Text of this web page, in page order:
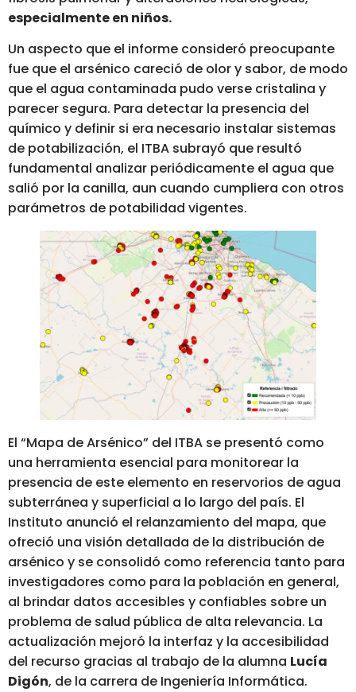
especialmente en niños.
Un aspecto que el informe consideró preocupante
fue que el arsénico careció de olor y sabor, de modo
que el agua contaminada pudo verse cristalina y
parecer segura. Para detectar la presencia del
químico y definir si era necesario instalar sistemas
de potabilización, el ITBA subrayó que resultó
fundamental analizar periódicamente el agua que
salió por la canilla, aun cuando cumpliera con otros
parámetros de potabilidad vigentes.
El “Mapa de Arsénico” del ITBA se presentó como
una herramienta esencial para monitorear la
presencia de este elemento en reservorios de agua
subterránea y superficial a lo largo del país. El
Instituto anunció el relanzamiento del mapa, que
ofreció una visión detallada de la distribución de
arsénico y se consolidó como referencia tanto para
investigadores como para la población en general,
al brindar datos accesibles y confiables sobre un
problema de salud pública de alta relevancia. La
actualización mejoró la interfaz y la accesibilidad
del recurso gracias al trabajo de la alumna Lucía
Digón, de la carrera de Ingeniería Informática.